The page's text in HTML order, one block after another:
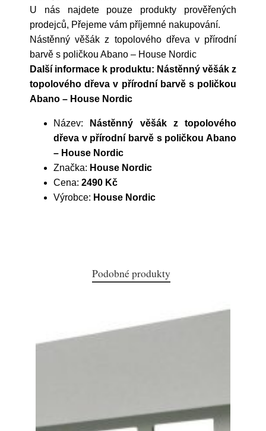
U nás najdete pouze produkty prověřených
prodejců, Přejeme vám příjemné nakupování.
Nástěnný věšák z topolového dřeva v přírodní
barvě s poličkou Abano – House Nordic
Další informace k produktu: Nástěnný věšák z
topolového dřeva v přírodní barvě s poličkou
Abano – House Nordic
Název:
Nástěnný věšák z topolového
dřeva v přírodní barvě s poličkou Abano
– House Nordic
Značka: House Nordic
Cena: 2490 Kč
Výrobce: House Nordic
Podobné produkty